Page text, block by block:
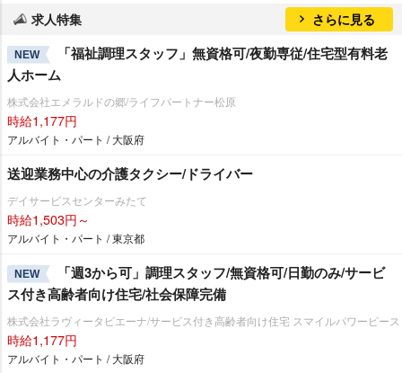
求人特集 さらに見る
NEW
「福祉調理スタッフ」無資格可/夜勤専従/住宅型有料老
人ホーム
株式会社エメラルドの郷/ライフパートナー松原
時給1,177円
アルバイト・パート / 大阪府
送迎業務中心の介護タクシー/ドライバー
デイサービスセンターみたて
時給1,503円～
アルバイト・パート / 東京都
NEW
「週3から可」調理スタッフ/無資格可/日勤のみ/サービ
ス付き高齢者向け住宅/社会保障完備
株式会社ラヴィータピエーナ/サービス付き高齢者向け住宅 スマイルパワーピース
時給1,177円
アルバイト・パート / 大阪府